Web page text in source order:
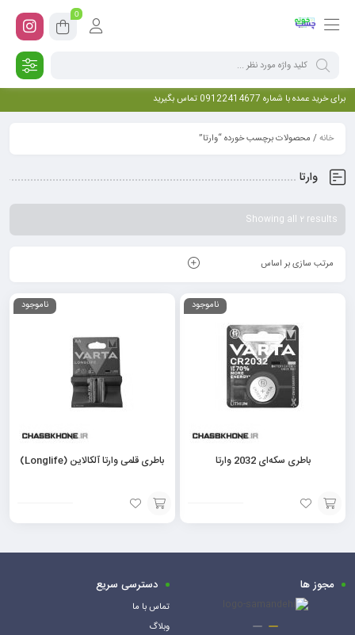
0
برای خرید عمده با شماره 09122414677 تماس بگیرید
خانه/ محصولات برچسب خورده “وارتا”
وارتا
Showing all 2 results
مرتب سازی بر اساس
ناموجود
باطری سکه‌ای 2032 وارتا
افزودن
به
ناموجود
باطری قلمی وارتا آلکالاین (Longlife)
افزودن
به
مجوز ها دسترسی سریع
تماس با ما
وبلاگ